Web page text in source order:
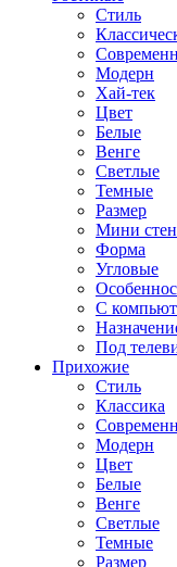
Стиль
Модерн
Хай-тек
Цвет
Белые
Венге
Светлые
Темные
Размер
Мини
Форма
Угловые
С
Под
Прихожие
Стиль
Классика
Модерн
Цвет
Белые
Венге
Светлые
Темные
Размер